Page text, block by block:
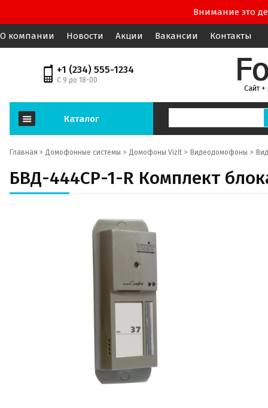
Внимание это
О компании Новости Акции Вакансии Контакты
+1 (234) 555-1234
С 9 до 18-00
Сайт +
Каталог
Главная > Домофонные системы Домофоны Vizit Видеодомофоны
БВД-444CP-1-R Комплект